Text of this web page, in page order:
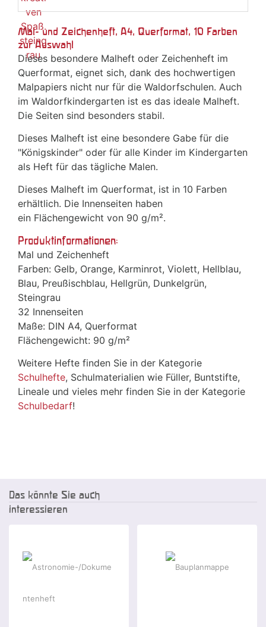
Mal- und Zeichenheft, A4, Querformat, 10 Farben
zur Auswahl
Dieses besondere Malheft oder Zeichenheft im
Querformat, eignet sich, dank des hochwertigen
Malpapiers nicht nur für die Waldorfschulen. Auch
im Waldorfkindergarten ist es das ideale Malheft.
Die Seiten sind besonders stabil.
Dieses Malheft ist eine besondere Gabe für die
"Königskinder" oder für alle Kinder im Kindergarten
als Heft für das tägliche Malen.
Dieses Malheft im Querformat, ist in 10 Farben
erhältlich. Die Innenseiten haben
ein Flächengewicht von 90 g/m².
Produktinformationen:
Mal und Zeichenheft
Farben: Gelb, Orange, Karminrot, Violett, Hellblau,
Blau, Preußischblau, Hellgrün, Dunkelgrün,
Steingrau
32 Innenseiten
Maße: DIN A4, Querformat
Flächengewicht: 90 g/m²
Weitere Hefte finden Sie in der Kategorie
Schulhefte, Schulmaterialien wie Füller, Buntstifte,
Lineale und vieles mehr finden Sie in der Kategorie
Schulbedarf!
Das könnte Sie auch
interessieren